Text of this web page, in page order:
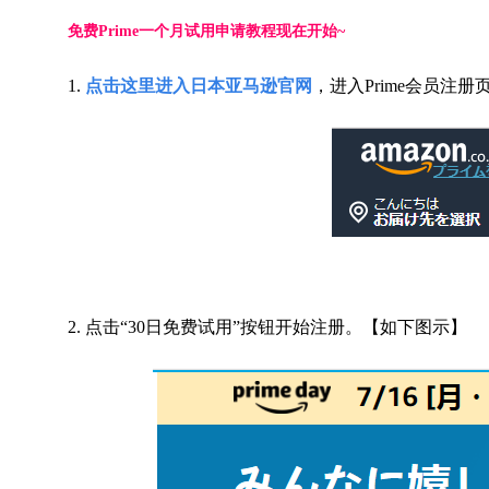
免费Prime一个月试用申请教程现在开始~
1. 点击这里进入日本亚马逊官网 ，进入Prime会员注册
2. 点击“30日免费试用”按钮开始注册。【如下图示】